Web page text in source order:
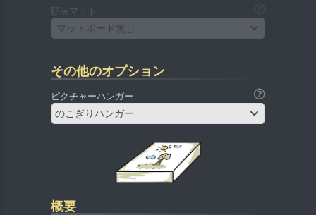
額装マット
マットボード無し
その他のオプション
ピクチャーハンガー
のこぎりハンガー
概要